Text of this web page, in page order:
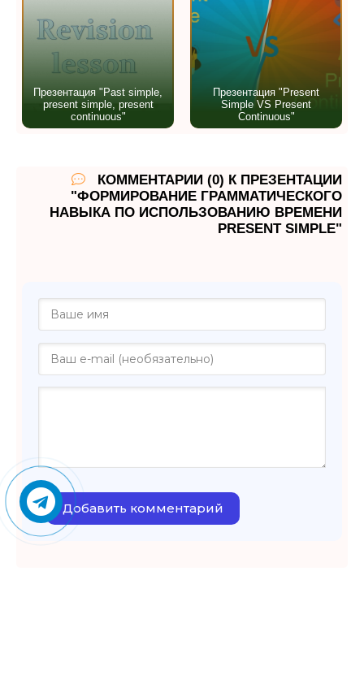
Презентация "Past simple,
present simple, present
continuous"
Презентация "Present
Simple VS Present
Continuous"
КОММЕНТАРИИ (0) К ПРЕЗЕНТАЦИИ
"ФОРМИРОВАНИЕ ГРАММАТИЧЕСКОГО
НАВЫКА ПО ИСПОЛЬЗОВАНИЮ ВРЕМЕНИ
PRESENT SIMPLE"
Добавить комментарий